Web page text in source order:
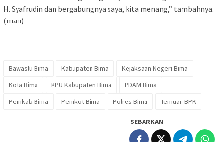
H. Syafrudin dan bergabungnya saya, kita menang,” tambahnya.
(man)
Bawaslu Bima Kabupaten Bima
Kejaksaan Negeri Bima
Kota Bima
KPU Kabupaten Bima
PDAM Bima
Pemkab Bima
Pemkot Bima Polres Bima Temuan BPK
SEBARKAN